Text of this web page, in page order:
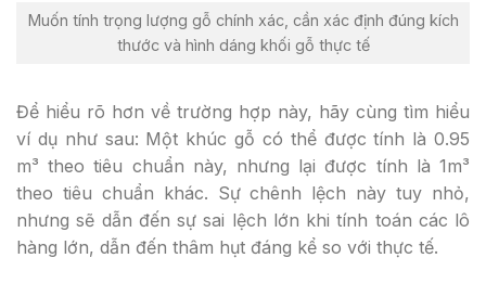
Muốn tính trọng lượng gỗ chính xác, cần xác định đúng kích
thước và hình dáng khối gỗ thực tế
Để hiểu rõ hơn về trường hợp này, hãy cùng tìm hiểu
ví dụ như sau: Một khúc gỗ có thể được tính là 0.95
m³ theo tiêu chuẩn này, nhưng lại được tính là 1m³
theo tiêu chuẩn khác. Sự chênh lệch này tuy nhỏ,
nhưng sẽ dẫn đến sự sai lệch lớn khi tính toán các lô
hàng lớn, dẫn đến thâm hụt đáng kể so với thực tế.